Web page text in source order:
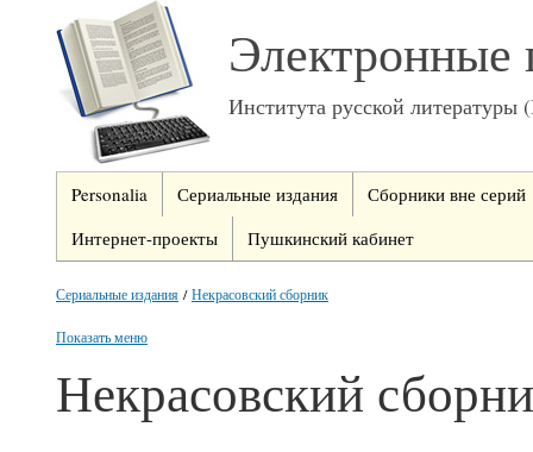
Электронные
Института русской
Personalia Сериальные издания
Сборники вне серий
Интернет-проекты
Пушкинский кабинет
Сериальные издания /Некрасовский сборник
Показать меню
Некрасовский